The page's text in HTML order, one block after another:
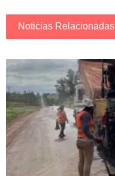
Noticias Relacionadas